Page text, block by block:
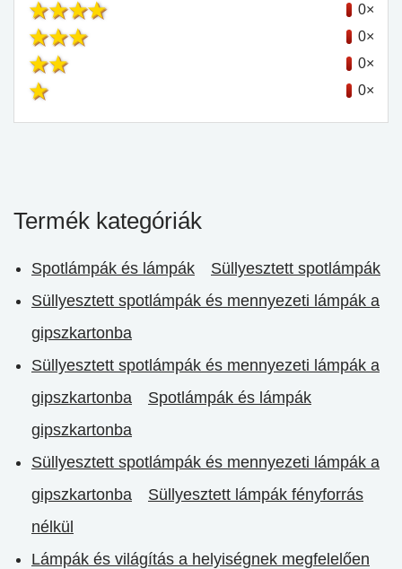
0×
0×
0×
0×
Termék kategóriák
Spotlámpák és lámpák
Süllyesztett spotlámpák
Süllyesztett spotlámpák és mennyezeti lámpák a
gipszkartonba
Süllyesztett spotlámpák és mennyezeti lámpák a
gipszkartonba
Spotlámpák és lámpák
gipszkartonba
Süllyesztett spotlámpák és mennyezeti lámpák a
gipszkartonba
Süllyesztett lámpák fényforrás
nélkül
Lámpák és világítás a helyiségnek megfelelően